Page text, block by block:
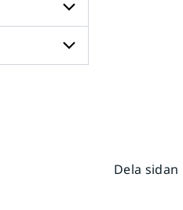
och
satellit
Undersidor
för
Väder
till
havs
Undersidor
för
Dela sidan